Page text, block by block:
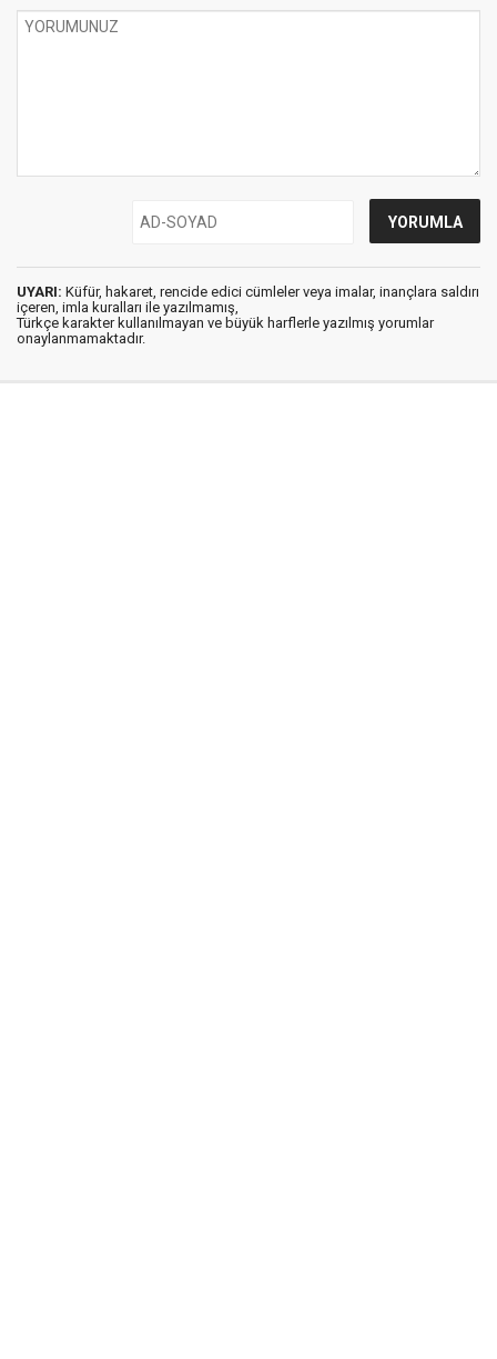
UYARI: Küfür, hakaret, rencide edici cümleler veya imalar, inançlara saldırı
içeren, imla kuralları ile yazılmamış,
Türkçe karakter kullanılmayan ve büyük harflerle yazılmış yorumlar
onaylanmamaktadır.